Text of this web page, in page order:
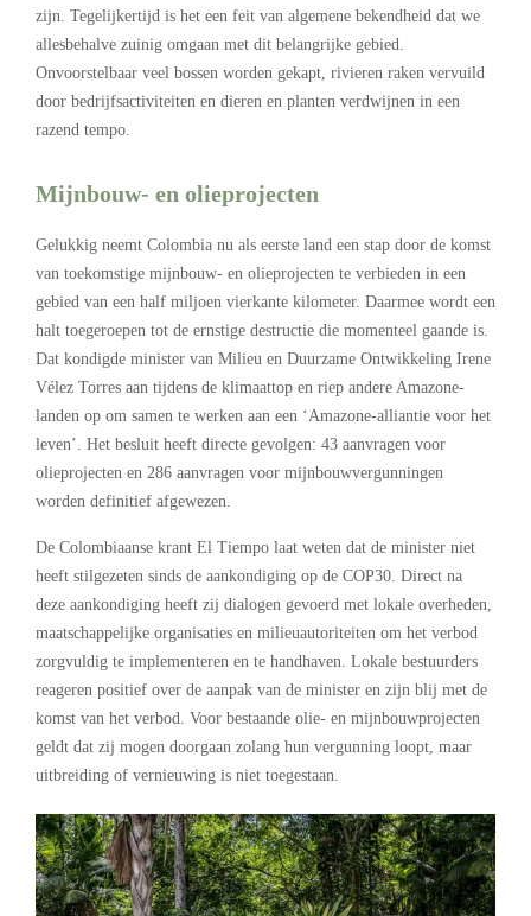
zijn. Tegelijkertijd is het een feit van algemene bekendheid dat we
allesbehalve zuinig omgaan met dit belangrijke gebied.
Onvoorstelbaar veel bossen worden gekapt, rivieren raken vervuild
door bedrijfsactiviteiten en dieren en planten verdwijnen in een
razend tempo.
Mijnbouw- en olieprojecten
Gelukkig neemt Colombia nu als eerste land een stap door de komst
van toekomstige mijnbouw- en olieprojecten te verbieden in een
gebied van een half miljoen vierkante kilometer. Daarmee wordt een
halt toegeroepen tot de ernstige destructie die momenteel gaande is.
Dat kondigde minister van Milieu en Duurzame Ontwikkeling Irene
Vélez Torres aan tijdens de klimaattop en riep andere Amazone-
landen op om samen te werken aan een ‘Amazone-alliantie voor het
leven’. Het besluit heeft directe gevolgen: 43 aanvragen voor
olieprojecten en 286 aanvragen voor mijnbouwvergunningen
worden definitief afgewezen.
De Colombiaanse krant El Tiempo laat weten dat de minister niet
heeft stilgezeten sinds de aankondiging op de COP30. Direct na
deze aankondiging heeft zij dialogen gevoerd met lokale overheden,
maatschappelijke organisaties en milieuautoriteiten om het verbod
zorgvuldig te implementeren en te handhaven. Lokale bestuurders
reageren positief over de aanpak van de minister en zijn blij met de
komst van het verbod. Voor bestaande olie- en mijnbouwprojecten
geldt dat zij mogen doorgaan zolang hun vergunning loopt, maar
uitbreiding of vernieuwing is niet toegestaan.